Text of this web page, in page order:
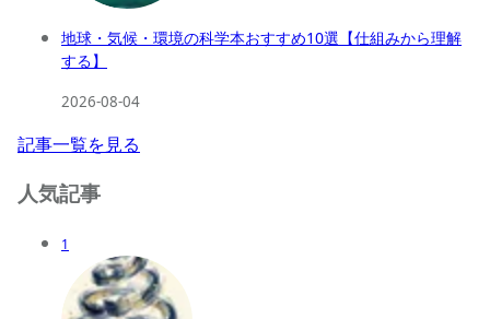
地球・気候・環境の科学本おすすめ10選【仕組みから理解
する】
2026-08-04
記事一覧を見る
人気記事
1